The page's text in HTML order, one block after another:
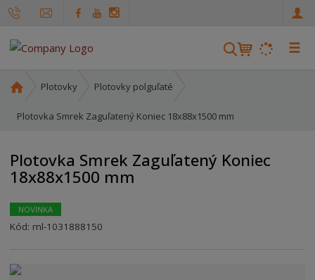
V
v
☰
o
á
s
r
a
Plotovky Plotovky polguľaté
Plotovka Smrek Zaguľatený Koniec 18x88x1500 mm
Plotovka Smrek Zaguľatený Koniec
18x88x1500 mm
NOVINKA
Kód: ml-1031888150